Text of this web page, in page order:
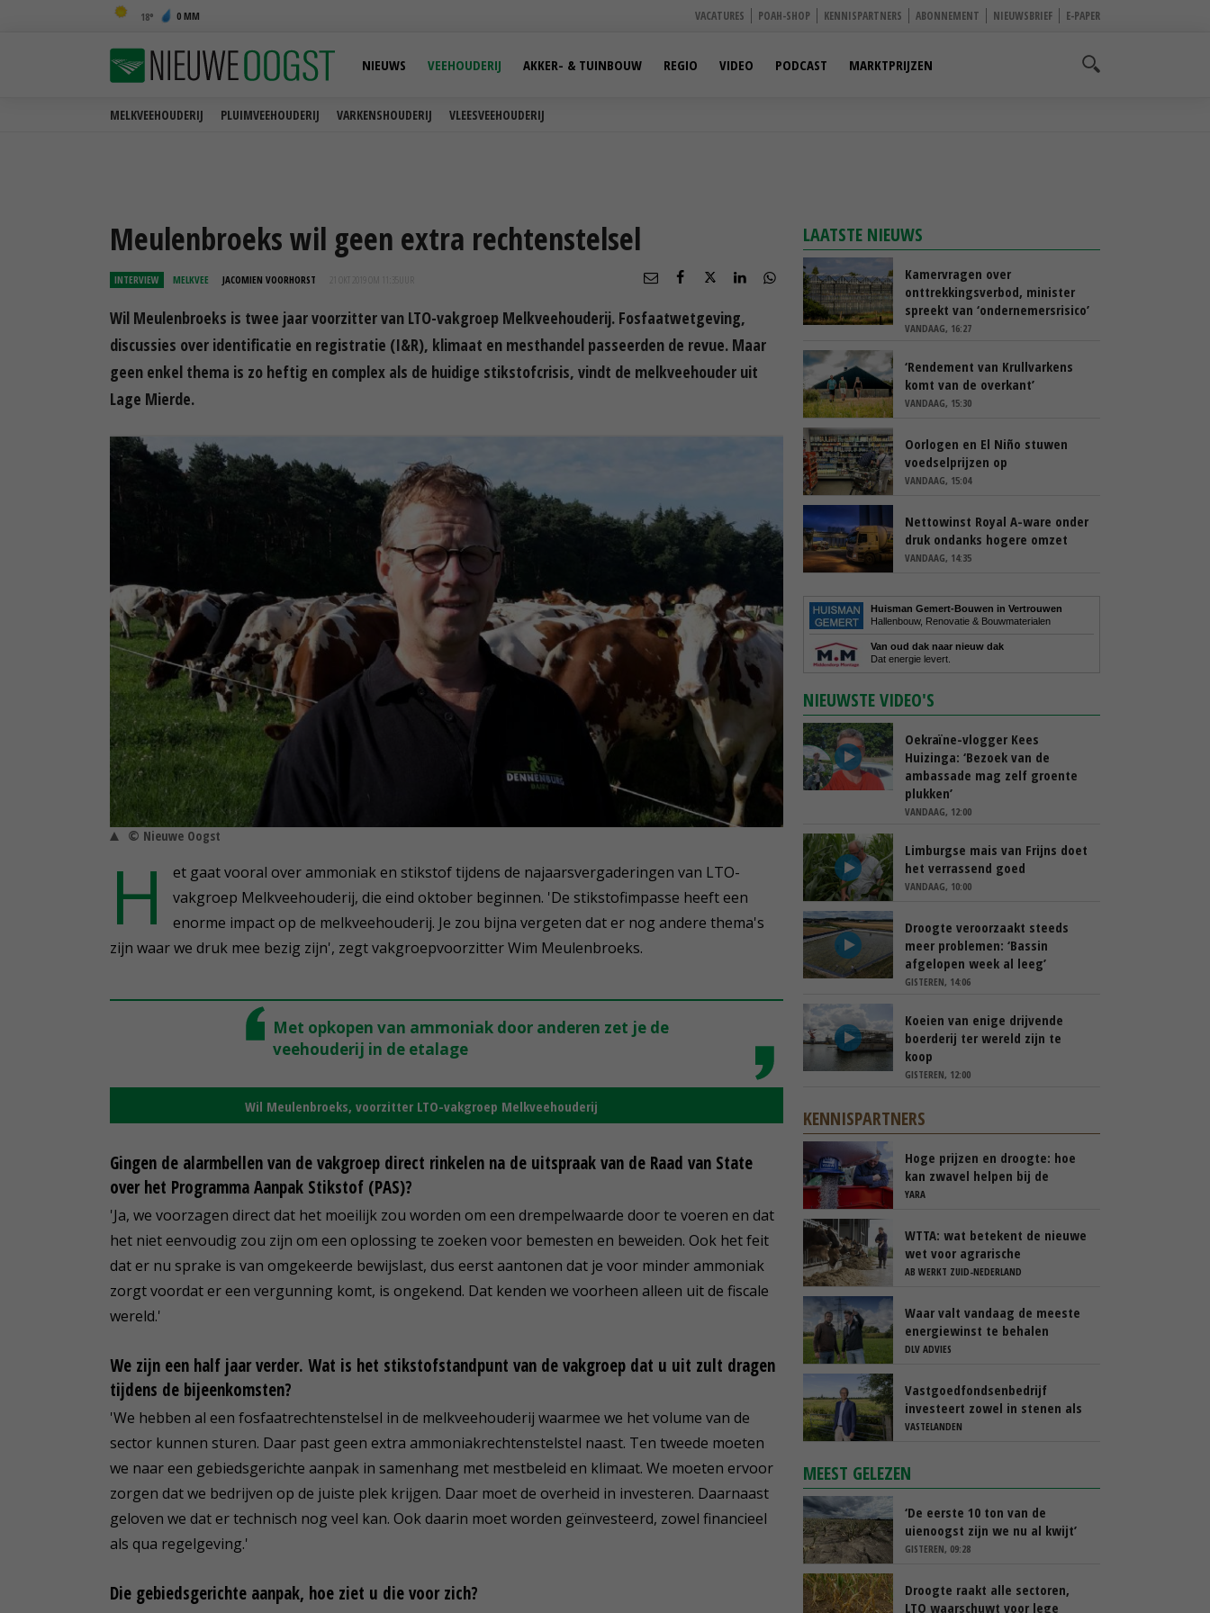
18 0 MM VACATURES POAH-SHOP KENNISPARTNERS ABONNEMENT NIEUWSBRIEF E-PAPER
MELKVEEHOUDERIJ PLUIMVEEHOUDERIJ VARKENSHOUDERIJ VLEESVEEHOUDERIJ
NIEUWS VEEHOUDERIJ AKKER- & TUINBOUW REGIO VIDEO PODCAST MARKTPRIJZEN
Meulenbroeks wil geen extra rechtenstelsel
INTERVIEW MELKVEE JACOMIEN VOORHORST 21 OKT 2019 OM 11:35
Wil Meulenbroeks is twee jaar voorzitter van LTO-vakgroep Melkveehouderij. Fosfaatwetgeving,
discussies over identificatie en registratie (I&R), klimaat en mesthandel passeerden de revue. Maar
geen enkel thema is zo heftig en complex als de huidige stikstofcrisis, vindt de melkveehouder uit
Lage Mierde.
© Nieuwe Oogst
H
et gaat vooral over ammoniak en stikstof tijdens de najaarsvergaderingen van LTO-
vakgroep Melkveehouderij, die eind oktober beginnen. 'De stikstofimpasse heeft een
enorme impact op de melkveehouderij. Je zou bijna vergeten dat er nog andere thema's
zijn waar we druk mee bezig zijn', zegt vakgroepvoorzitter Wim Meulenbroeks.
Met opkopen van ammoniak door anderen zet je de
veehouderij in de etalage
Wil Meulenbroeks, voorzitter LTO-vakgroep Melkveehouderij
Gingen de alarmbellen van de vakgroep direct rinkelen na de uitspraak van de Raad van State
over het Programma Aanpak Stikstof (PAS)?
'Ja, we voorzagen direct dat het moeilijk zou worden om een drempelwaarde door te voeren en dat
het niet eenvoudig zou zijn om een oplossing te zoeken voor bemesten en beweiden. Ook het feit
dat er nu sprake is van omgekeerde bewijslast, dus eerst aantonen dat je voor minder ammoniak
zorgt voordat er een vergunning komt, is ongekend. Dat kenden we voorheen alleen uit de fiscale
wereld.'
We zijn een half jaar verder. Wat is het stikstofstandpunt van de vakgroep dat u uit zult dragen
tijdens de bijeenkomsten?
'We hebben al een fosfaatrechtenstelsel in de melkveehouderij waarmee we het volume van de
sector kunnen sturen. Daar past geen extra ammoniakrechtenstelstel naast. Ten tweede moeten
we naar een gebiedsgerichte aanpak in samenhang met mestbeleid en klimaat. We moeten ervoor
zorgen dat we bedrijven op de juiste plek krijgen. Daar moet de overheid in investeren. Daarnaast
geloven we dat er technisch nog veel kan. Ook daarin moet worden geïnvesteerd, zowel financieel
als qua regelgeving.'
Die gebiedsgerichte aanpak, hoe ziet u die voor zich?
LAATSTE NIEUWS
Kamervragen over
onttrekkingsverbod, minister
spreekt van ‘ondernemersrisico’
VANDAAG, 16:27
‘Rendement van Krullvarkens
komt van de overkant’
VANDAAG, 15:30
Oorlogen en El Niño stuwen
voedselprijzen op
VANDAAG, 15:04
Nettowinst Royal A-ware onder
druk ondanks hogere omzet
VANDAAG, 14:35
Huisman Gemert-Bouwen in Vertrouwen
Hallenbouw, Renovatie & Bouwmaterialen
Van oud dak naar nieuw dak
Dat energie levert.
NIEUWSTE VIDEO'S
Oekraïne-vlogger Kees
Huizinga: ‘Bezoek van de
ambassade mag zelf groente
plukken’
VANDAAG, 12:00
Limburgse mais van Frijns doet
het verrassend goed
VANDAAG, 10:00
Droogte veroorzaakt steeds
meer problemen: ‘Bassin
afgelopen week al leeg’
GISTEREN, 14:06
Koeien van enige drijvende
boerderij ter wereld zijn te
koop
GISTEREN, 12:00
KENNISPARTNERS
Hoge prijzen en droogte: hoe
kan zwavel helpen bij de
bemesting?
YARA
WTTA: wat betekent de nieuwe
wet voor agrarische
ondernemers die werken met
AB WERKT ZUID-NEDERLAND
Waar valt vandaag de meeste
energiewinst te behalen
DLV ADVIES
Vastgoedfondsenbedrijf
investeert zowel in stenen als
in mensen
VASTELANDEN
MEEST GELEZEN
‘De eerste 10 ton van de
uienoogst zijn we nu al kwijt’
GISTEREN, 09:28
Droogte raakt alle sectoren,
LTO waarschuwt voor lege